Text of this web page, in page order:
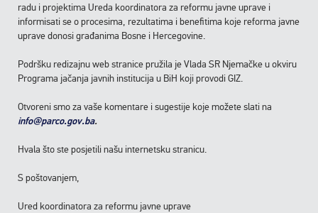
radu i projektima Ureda koordinatora za reformu javne uprave i
informisati se o procesima, rezultatima i benefitima koje reforma javne
uprave donosi građanima Bosne i Hercegovine.
Podršku redizajnu web stranice pružila je Vlada SR Njemačke u okviru
Programa jačanja javnih institucija u BiH koji provodi GIZ.
Otvoreni smo za vaše komentare i sugestije koje možete slati na
info@parco.gov.ba.
Hvala što ste posjetili našu internetsku stranicu.
S poštovanjem,
Ured koordinatora za reformu javne uprave